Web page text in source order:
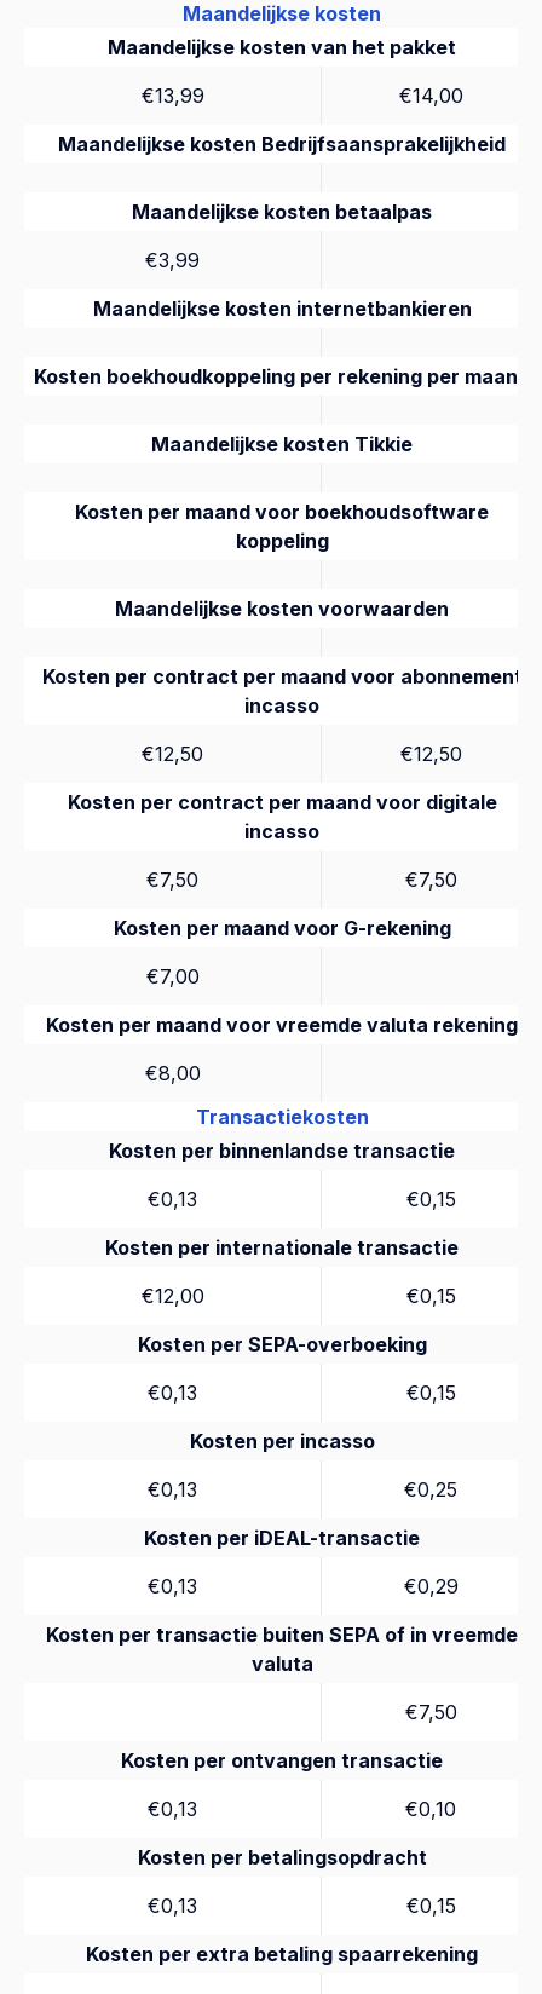
Maandelijkse kosten
Maandelijkse kosten van het pakket
€13,99
€14,00
Maandelijkse kosten Bedrijfsaansprakelijkheid
Maandelijkse kosten betaalpas
€3,99
Maandelijkse kosten internetbankieren
Kosten boekhoudkoppeling per rekening per maand
Maandelijkse kosten Tikkie
Kosten per maand voor boekhoudsoftware
koppeling
Maandelijkse kosten voorwaarden
Kosten per contract per maand voor abonnement
incasso
€12,50
€12,50
Kosten per contract per maand voor digitale
incasso
€7,50
€7,50
Kosten per maand voor G-rekening
€7,00
Kosten per maand voor vreemde valuta rekening
€8,00
Transactiekosten
Kosten per binnenlandse transactie
€0,13
€0,15
Kosten per internationale transactie
€12,00
€0,15
Kosten per SEPA-overboeking
€0,13
€0,15
Kosten per incasso
€0,13
€0,25
Kosten per iDEAL-transactie
€0,13
€0,29
Kosten per transactie buiten SEPA of in vreemde
valuta
€7,50
Kosten per ontvangen transactie
€0,13
€0,10
Kosten per betalingsopdracht
€0,13
€0,15
Kosten per extra betaling spaarrekening